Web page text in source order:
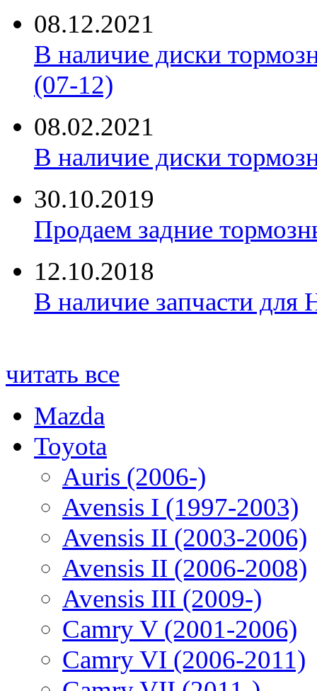
08.12.2021
В наличие диски
(07-12)
08.02.2021
В наличие диски
30.10.2019
Продаем задние
12.10.2018
В наличие запчасти для
читать все
Mazda
Toyota
Auris (2006-)
Avensis I (1997-2003)
Avensis II (2003-2006)
Avensis II (2006-2008)
Avensis III (2009-)
Camry V (2001-2006)
Camry VI (2006-2011)